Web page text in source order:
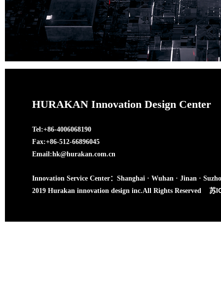
HURAKAN Innovation Design Center
Tel:+86-4006068190
Fax:+86-512-66896045
Email:hk@hurakan.com.cn
Innovation Service Center：Shanghai · Wuhan · Jinan ·
2019 Hurakan innovation design inc.All Rights Reserved 苏